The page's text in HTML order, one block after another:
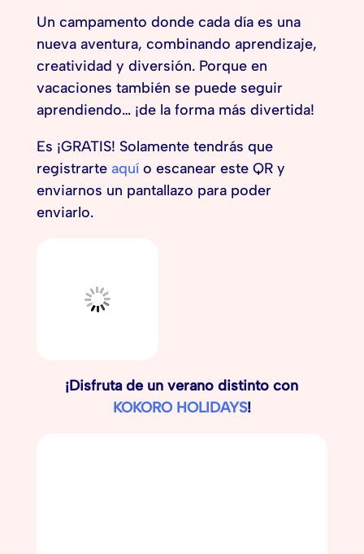
Un campamento donde cada día es una
nueva aventura, combinando aprendizaje,
creatividad y diversión. Porque en
vacaciones también se puede seguir
aprendiendo… ¡de la forma más divertida!
Es ¡GRATIS! Solamente tendrás que
registrarte aquí o escanear este QR y
enviarnos un pantallazo para poder
enviarlo.
¡Disfruta de un verano distinto con
KOKORO HOLIDAYS!